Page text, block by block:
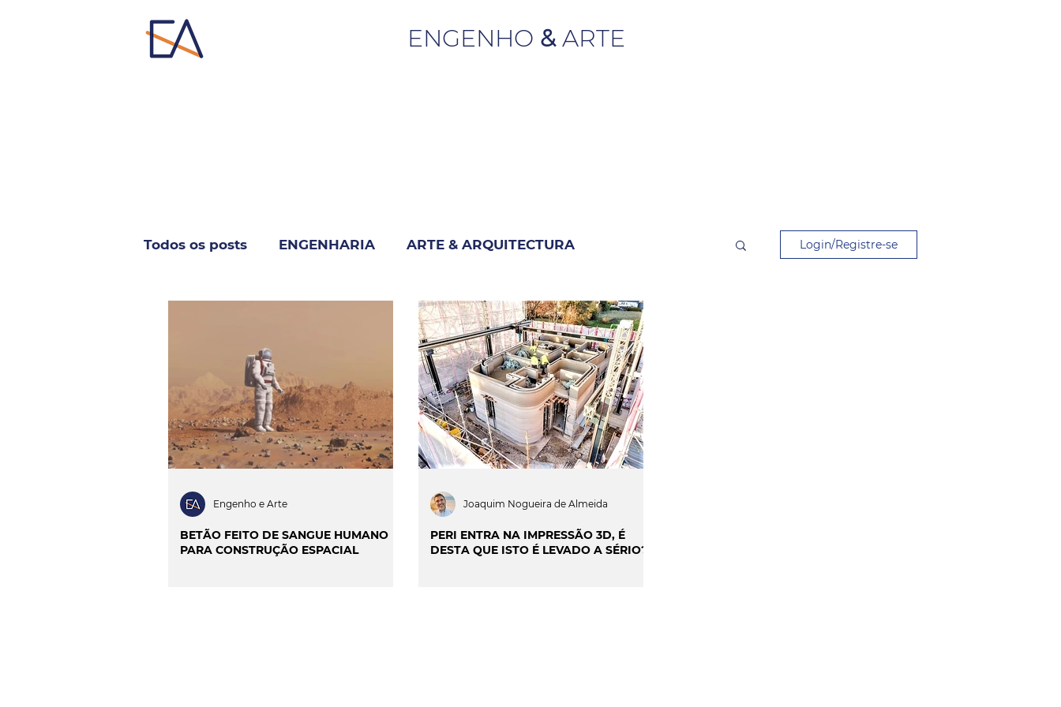
ENGENHO &ARTE
Todos os posts ENGENHARIA ARTE & ARQUITECTURA
INDUSTRIA & NEGÓCIO
INOVAÇÃO & SUSTENTABILIDADE SMART CITIES & MOBILIDADE
CIÊNCIA & SAÚDE OPINIÃO & TRENDS MATCH POINT
PROJECTOS & OBRAS ENTREVISTAS
Login/Registre-se
BETÃO FEITO DE SANGUE HUMANO
PARA CONSTRUÇÃO ESPACIAL
Engenho e Arte
PERI ENTRA NA IMPRESSÃO 3D, É
DESTA QUE ISTO É LEVADO A SÉRIO?
Joaquim Nogueira de Almeida